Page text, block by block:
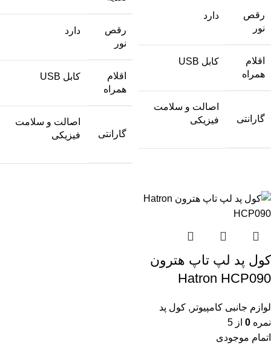
رقص
نور
دارد
اقلام
همراه
کابل USB
گارانتی
اصالت و سلامت
فیزیکی
رقص
نور
دارد
اقلام
همراه
کابل USB
گارانتی
اصالت و سلامت
فیزیکی
کول پد لپ تاپ هترون
Hatron HCP090
لوازم جانبی کامپیوتر , کول پد
نمره 0 از 5
اتمام موجودی